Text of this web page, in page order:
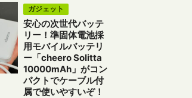
ガジェット
安心の次世代バッテ
リー！準固体電池採
用モバイルバッテリ
ー「cheero Solitta
10000mAh」がコン
パクトでケーブル付
属で使いやすいぞ！